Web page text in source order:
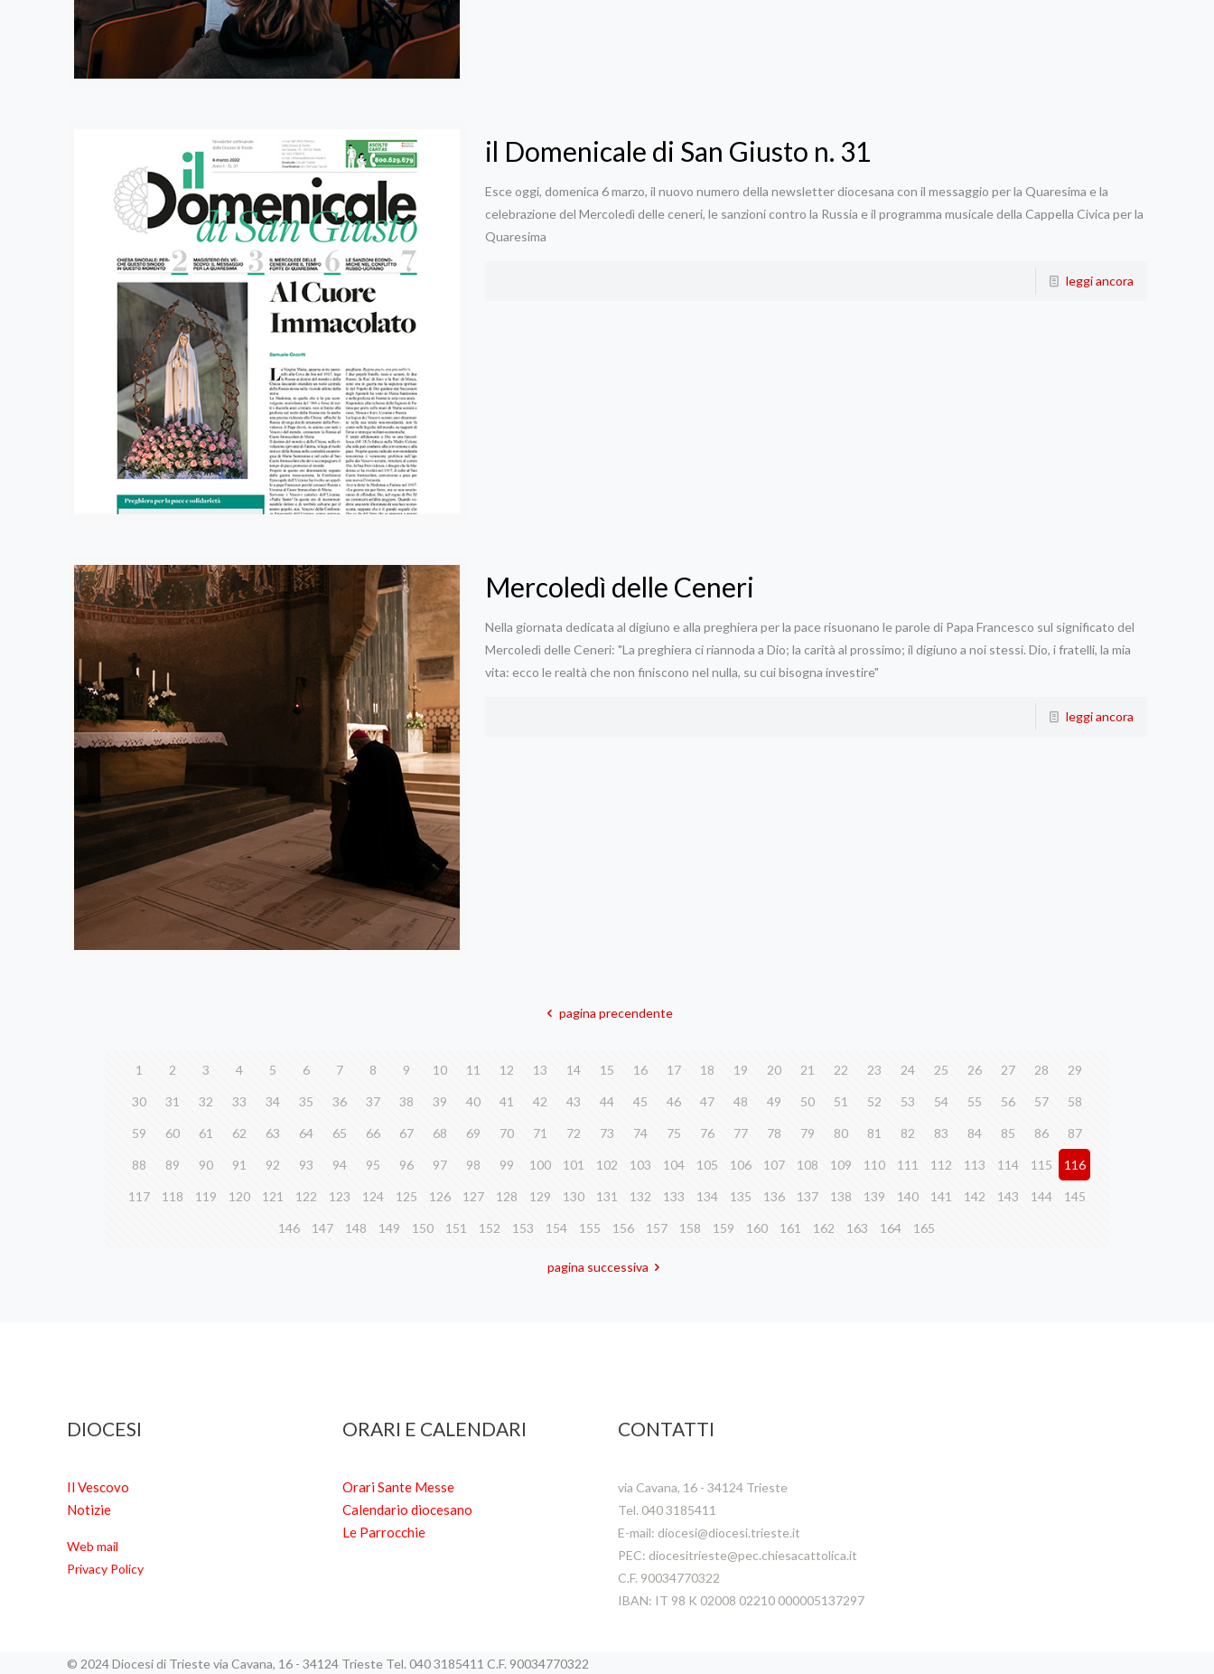
il Domenicale di San Giusto n. 31
Esce oggi, domenica 6 marzo, il nuovo numero della newsletter diocesana con il messaggio per la Quaresima e la
celebrazione del Mercoledì delle ceneri, le sanzioni contro la Russia e il programma musicale della Cappella Civica per la
Quaresima
leggi ancora
Mercoledì delle Ceneri
Nella giornata dedicata al digiuno e alla preghiera per la pace risuonano le parole di Papa Francesco sul significato del
Mercoledì delle Ceneri: "La preghiera ci riannoda a Dio; la carità al prossimo; il digiuno a noi stessi. Dio, i fratelli, la mia
vita: ecco le realtà che non finiscono nel nulla, su cui bisogna investire"
leggi ancora
pagina precendente
1 2 3 4 5 6 7 8 9 10 11 12 13 14 15 16 17 18 19 20 21 22 23 24 25 26 27 28 29
30 31 32 33 34 35 36 37 38 39 40 41 42 43 44 45 46 47 48 49 50 51 52 53 54 55 56 57 58
59 60 61 62 63 64 65 66 67 68 69 70 71 72 73 74 75 76 77 78 79 80 81 82 83 84 85 86 87
88 89 90 91 92 93 94 95 96 97 98 99 100 101 102 103 104 105 106 107 108 109 110 111 112 113 114 115 116
117 118 119 120 121 122 123 124 125 126 127 128 129 130 131 132 133 134 135 136 137 138 139 140 141 142 143 144 145
146 147 148 149 150 151 152 153 154 155 156 157 158 159 160 161 162 163 164 165
pagina successiva
DIOCESI
Il Vescovo
Notizie
Web mail
Privacy Policy
ORARI E CALENDARI
Orari Sante Messe
Calendario diocesano
Le Parrocchie
CONTATTI
via Cavana, 16 - 34124 Trieste
Tel. 040 3185411
E-mail: diocesi@diocesi.trieste.it
PEC: diocesitrieste@pec.chiesacattolica.it
C.F. 90034770322
IBAN: IT 98 K 02008 02210 000005137297
© 2024 Diocesi di Trieste via Cavana, 16 - 34124 Trieste Tel. 040 3185411 C.F. 90034770322